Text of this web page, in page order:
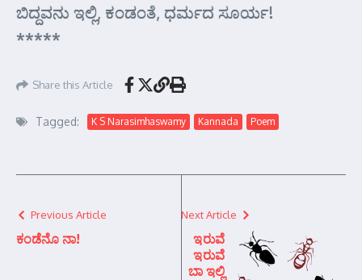
ಬಿದ್ದವನು ಇಲ್ಲಿ, ಕಂಡಂತೆ, ಧರ್ಮದ ಸೂರ್ಯ!
*****
Share this Article
Tagged: K S Narasimhaswamy Kannada Poem
Previous Article
ಕಂಡೆನೊ ನಾ!
Next Article
ಇರುವೆ
ಇರುವೆ
ಬಾ ಇಲ್ಲಿ